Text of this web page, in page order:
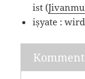
ist (
iṣyate :